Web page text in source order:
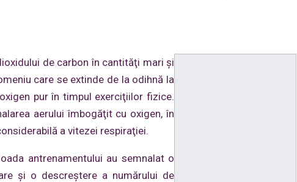
de carbon în cantităţi mari şi
care se extinde de la odihnă la
pur în timpul exerciţiilor fizice.
aerului îmbogăţit cu oxigen, în
a vitezei respiraţiei.
antrenamentului au semnalat o
şi o descreştere a numărului de